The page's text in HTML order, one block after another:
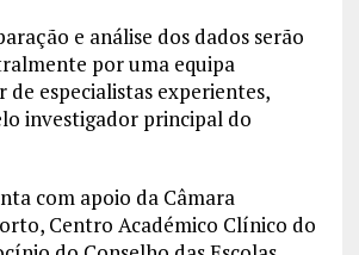
e análise dos dados serão
por uma equipa
especialistas experientes,
investigador principal do
com apoio da Câmara
Centro Académico Clínico do